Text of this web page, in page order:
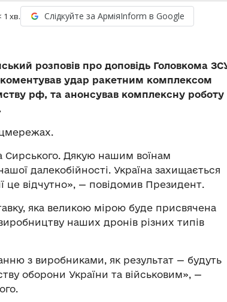
1 хв. Слідкуйте за АрміяInform в Google
розповів про доповідь Головкома
удар ракетним комплексом
рф, та анонсував комплексну роботу
Сирського. Дякую нашим воїнам
далекобійності. Україна захищається
це відчутно», — повідомив Президент.
яка великою мірою буде присвячена
наших дронів різних типів
з виробниками, як результат — будуть
оборони України та військовим», —